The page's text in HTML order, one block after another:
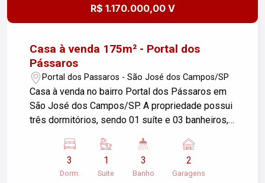
R$ 1.170.000,00 V
Casa à venda 175m² - Portal dos
Pássaros
Portal dos Passaros - São José dos Campos/SP
Casa à venda no bairro Portal dos Pássaros em
São José dos Campos/SP. A propriedade possui
três dormitórios, sendo 01 suíte e 03 banheiros,
ideal para famílias. Conta com duas vagas de
garagem, oferecendo comodidade e segurança. A
área construída é de 175m², enquanto o terreno
3
Dorm.
1
Suite
3
Banho
2
Garagens